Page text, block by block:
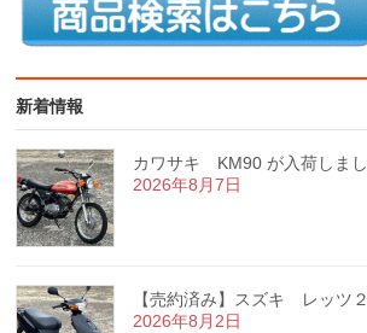
新着情報
カワサキ KM90 が入荷しまし
2026年8月7日
【売約済み】スズキ レッツ
2026年8月2日